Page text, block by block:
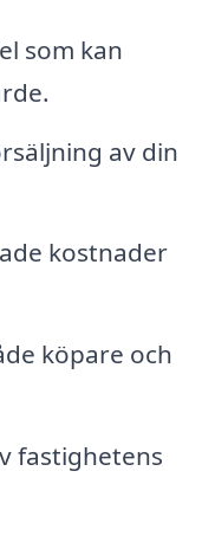
som kan
av din
kostnader
köpare och
fastighetens